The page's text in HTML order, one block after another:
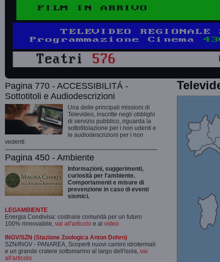
Pagina 770 - ACCESSIBILITÁ -
Sottotitoli e Audiodescrizioni
Una delle principali missioni di
Televideo, inscritte negli obblighi
di servizio pubblico, riguarda la
sottotitolazione per i non udenti e
le audiodescrizioni per i non
vedenti.
Pagina 450 - Ambiente
Informazioni, suggerimenti,
curiosità per l'ambiente.
Comportamenti e misure di
prevenzione in caso di eventi
sismici.
LEGAMBIENTE
Energia Condivisa: costruire comunità per un futuro
100% rinnovabile, vai all'articolo e al video
INGV/SZN (Stazione Zoologica Anton Dohrn)
SZN/INGV - PANAREA, Scoperti nuovi camini idrotermali
e un grande cratere sottomarino al largo dell'isola, vai
all'articolo